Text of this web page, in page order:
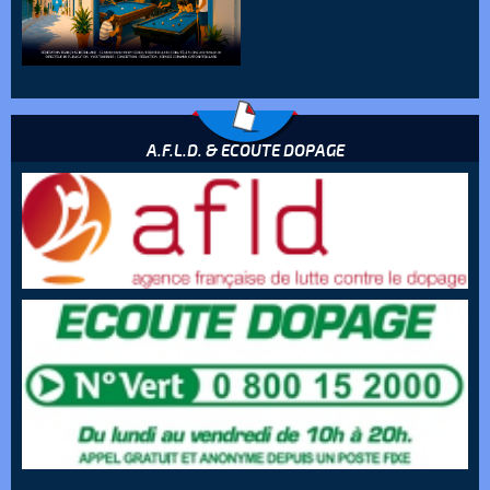
La lettre de la Fédération - décembre 2015
A.F.L.D. & ECOUTE DOPAGE